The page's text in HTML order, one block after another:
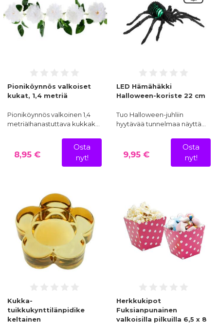
Pioniköynnös valkoiset
kukat, 1,4 metriä
Pioniköynnös valkoinen 1,4
metriäIhanastuttava kukkak…
8,95 €
Osta
nyt!
LED Hämähäkki
Halloween-koriste 22 cm
Tuo Halloween-juhliin
hyytävää tunnelmaa näyttä…
9,95 €
Osta
nyt!
Kukka-
tuikkukynttilänpidike
keltainen
Herkkukipot
Fuksianpunainen
valkoisilla pilkuilla 6,5 x 8